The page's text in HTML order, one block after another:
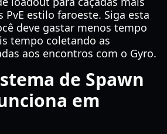
PvE estilo faroeste. Siga esta
deve gastar menos tempo
tempo coletando as
aos encontros com o Gyro.
de Spawn
em